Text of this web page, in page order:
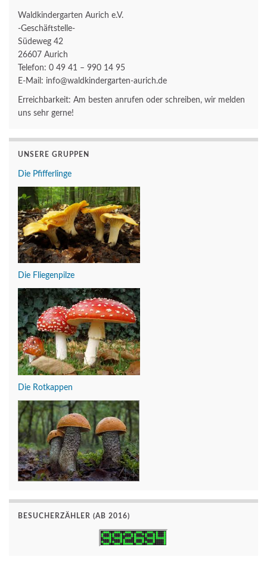
Waldkindergarten Aurich e.V.
-Geschäftstelle-
Südeweg 42
26607 Aurich
Telefon: 0 49 41 – 990 14 95
E-Mail: info@waldkindergarten-aurich.de
Erreichbarkeit: Am besten anrufen oder schreiben, wir melden
uns sehr gerne!
UNSERE GRUPPEN
Die Pfifferlinge
Die Fliegenpilze
Die Rotkappen
BESUCHERZÄHLER (AB 2016)